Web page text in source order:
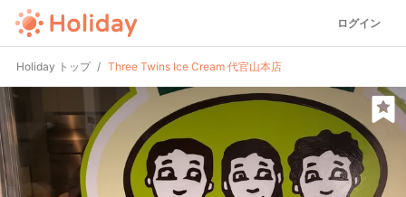
ログイン
Holiday トップ Three Twins Ice Cream 代官山本店